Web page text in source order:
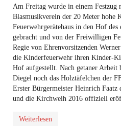
Am Freitag wurde in einem Festzug
Blasmusikverein der 20 Meter hohe
Feuerwehrgerätehaus in den Hof des
gebracht und von der Freiwilligen
Regie von Ehrenvorsitzenden
die Kinderfeuerwehr ihren Kinder-
Hof aufgestellt. Nach getaner Arbeit
Diegel noch das Holztäfelchen der
Erster Bürgermeister Heinrich Faatz
und die Kirchweih 2016 offiziell
Weiterlesen